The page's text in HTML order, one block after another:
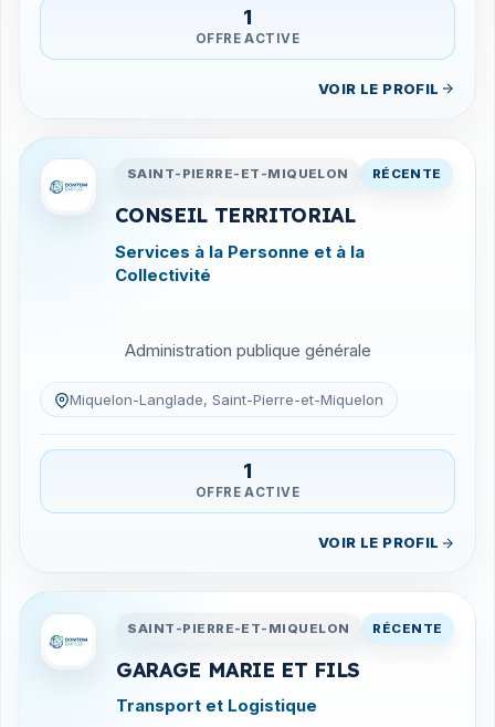
1
OFFRE ACTIVE
VOIR LE PROFIL
SAINT-PIERRE-ET-MIQUELON RÉCENTE
CONSEIL TERRITORIAL
Services à la Personne et à la
Collectivité
Administration publique générale
Miquelon-Langlade, Saint-Pierre-et-Miquelon
1
OFFRE ACTIVE
VOIR LE PROFIL
SAINT-PIERRE-ET-MIQUELON RÉCENTE
GARAGE MARIE ET FILS
Transport et Logistique